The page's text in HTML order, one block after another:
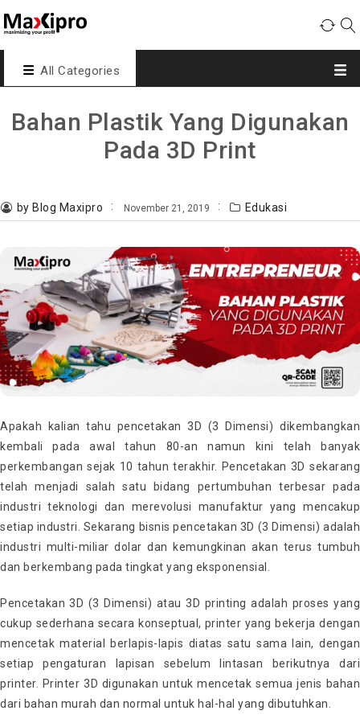
All Categories
Bahan Plastik Yang Digunakan
Pada 3D Print
by Blog Maxipro November 21, 2019 Edukasi
Apakah kalian tahu pencetakan 3D (3 Dimensi) dikembangkan
kembali pada awal tahun 80-an namun kini telah banyak
perkembangan sejak 10 tahun terakhir. Pencetakan 3D sekarang
telah menjadi salah satu bidang pertumbuhan terbesar pada
industri teknologi dan merevolusi manufaktur yang mencakup
setiap industri. Sekarang bisnis pencetakan 3D (3 Dimensi) adalah
industri multi-miliar dolar dan kemungkinan akan terus tumbuh
dan berkembang pada tingkat yang eksponensial.
Pencetakan 3D (3 Dimensi) atau 3D printing adalah proses yang
cukup sederhana secara konseptual, printer yang bekerja dengan
mencetak material berlapis-lapis diatas satu sama lain, dengan
setiap pengaturan lapisan sebelum lintasan berikutnya dari
printer. Printer 3D digunakan untuk mencetak semua jenis bahan
dari bahan murah dan normal untuk hal-hal yang dibutuhkan.